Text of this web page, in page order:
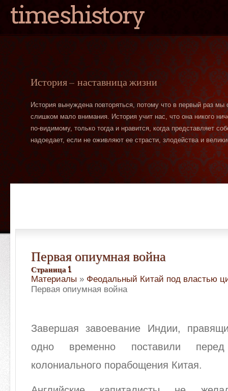
timeshistory
История — наставница жизни
История вынуждена повторяться, потому что в первый раз
слишком мало внимания. История учит нас, что она никого
по-видимому, только тогда и нравится, когда представляет
надоедает, если не оживляют ее страсти, злодейства и
Первая опиумная война
Страница 1
Материалы » Феодальный Китай под властью
Первая опиумная война
Завершая завоевание Индии,
одно временно поставили
колониального порабощения Китая.